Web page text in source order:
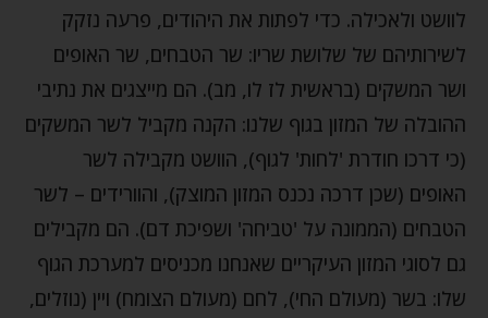
לוושט ולאכילה. כדי לפתות את היהודים, פרעה נזקק
לשירותיהם של שלושת שריו: שר הטבחים, שר האופים
ושר המשקים (בראשית לז לו, מב). הם מייצגים את נתיבי
ההובלה של המזון בגוף שלנו: הקנה מקביל לשר המשקים
(כי דרכו חודרת 'לחות' לגוף), הוושט מקבילה לשר
האופים (שכן דרכה נכנס המזון המוצק), והוורידים – לשר
הטבחים (הממונה על 'טביחה' ושפיכת דם). הם מקבילים
גם לסוגי המזון העיקריים שאנחנו מכניסים למערכת הגוף
שלו: בשר (מעולם החי), לחם (מעולם הצומח) ויין (נוזלים,